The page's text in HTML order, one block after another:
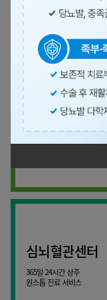
심뇌혈관센터
뇌신경센터
말초혈관센터
소화기센터
특수소화기클리닉
소화기암센터
인공신장센터
외상골절센터
간담췌센터
대장항문센터
호흡기내과
신장내과
류마티스내과
소아청소년과
부인과
비뇨의학과
가정의학과
치과
영상의학과
진단검사의학과
응급의학과
진료협력센터
증명서재발급
서식다운로드
비급여진료비
감염예방
안내
환자안전
정보
원내
전화번호
오시는길
부민스토리
연혁
조직도
연구교육
임상시험센터
언론보도
인재채용
온라인
건강상담
칭찬합시다
고객의소리
부민병원
40주년
역사관
이사장소개
비전과
핵심가치
HI
부민스토리
HSS
글로벌
얼라이언스
연혁
의료진소개
부민그룹소식
사회공헌
언론보도
건강토크
입찰공고
KOR
ENG
RUS
CHI
보건복지부 지정
간,담도,췌장의 각종 양성 및
심뇌혈관센터
365일 24시간 상주
원스톱 진료 서비스